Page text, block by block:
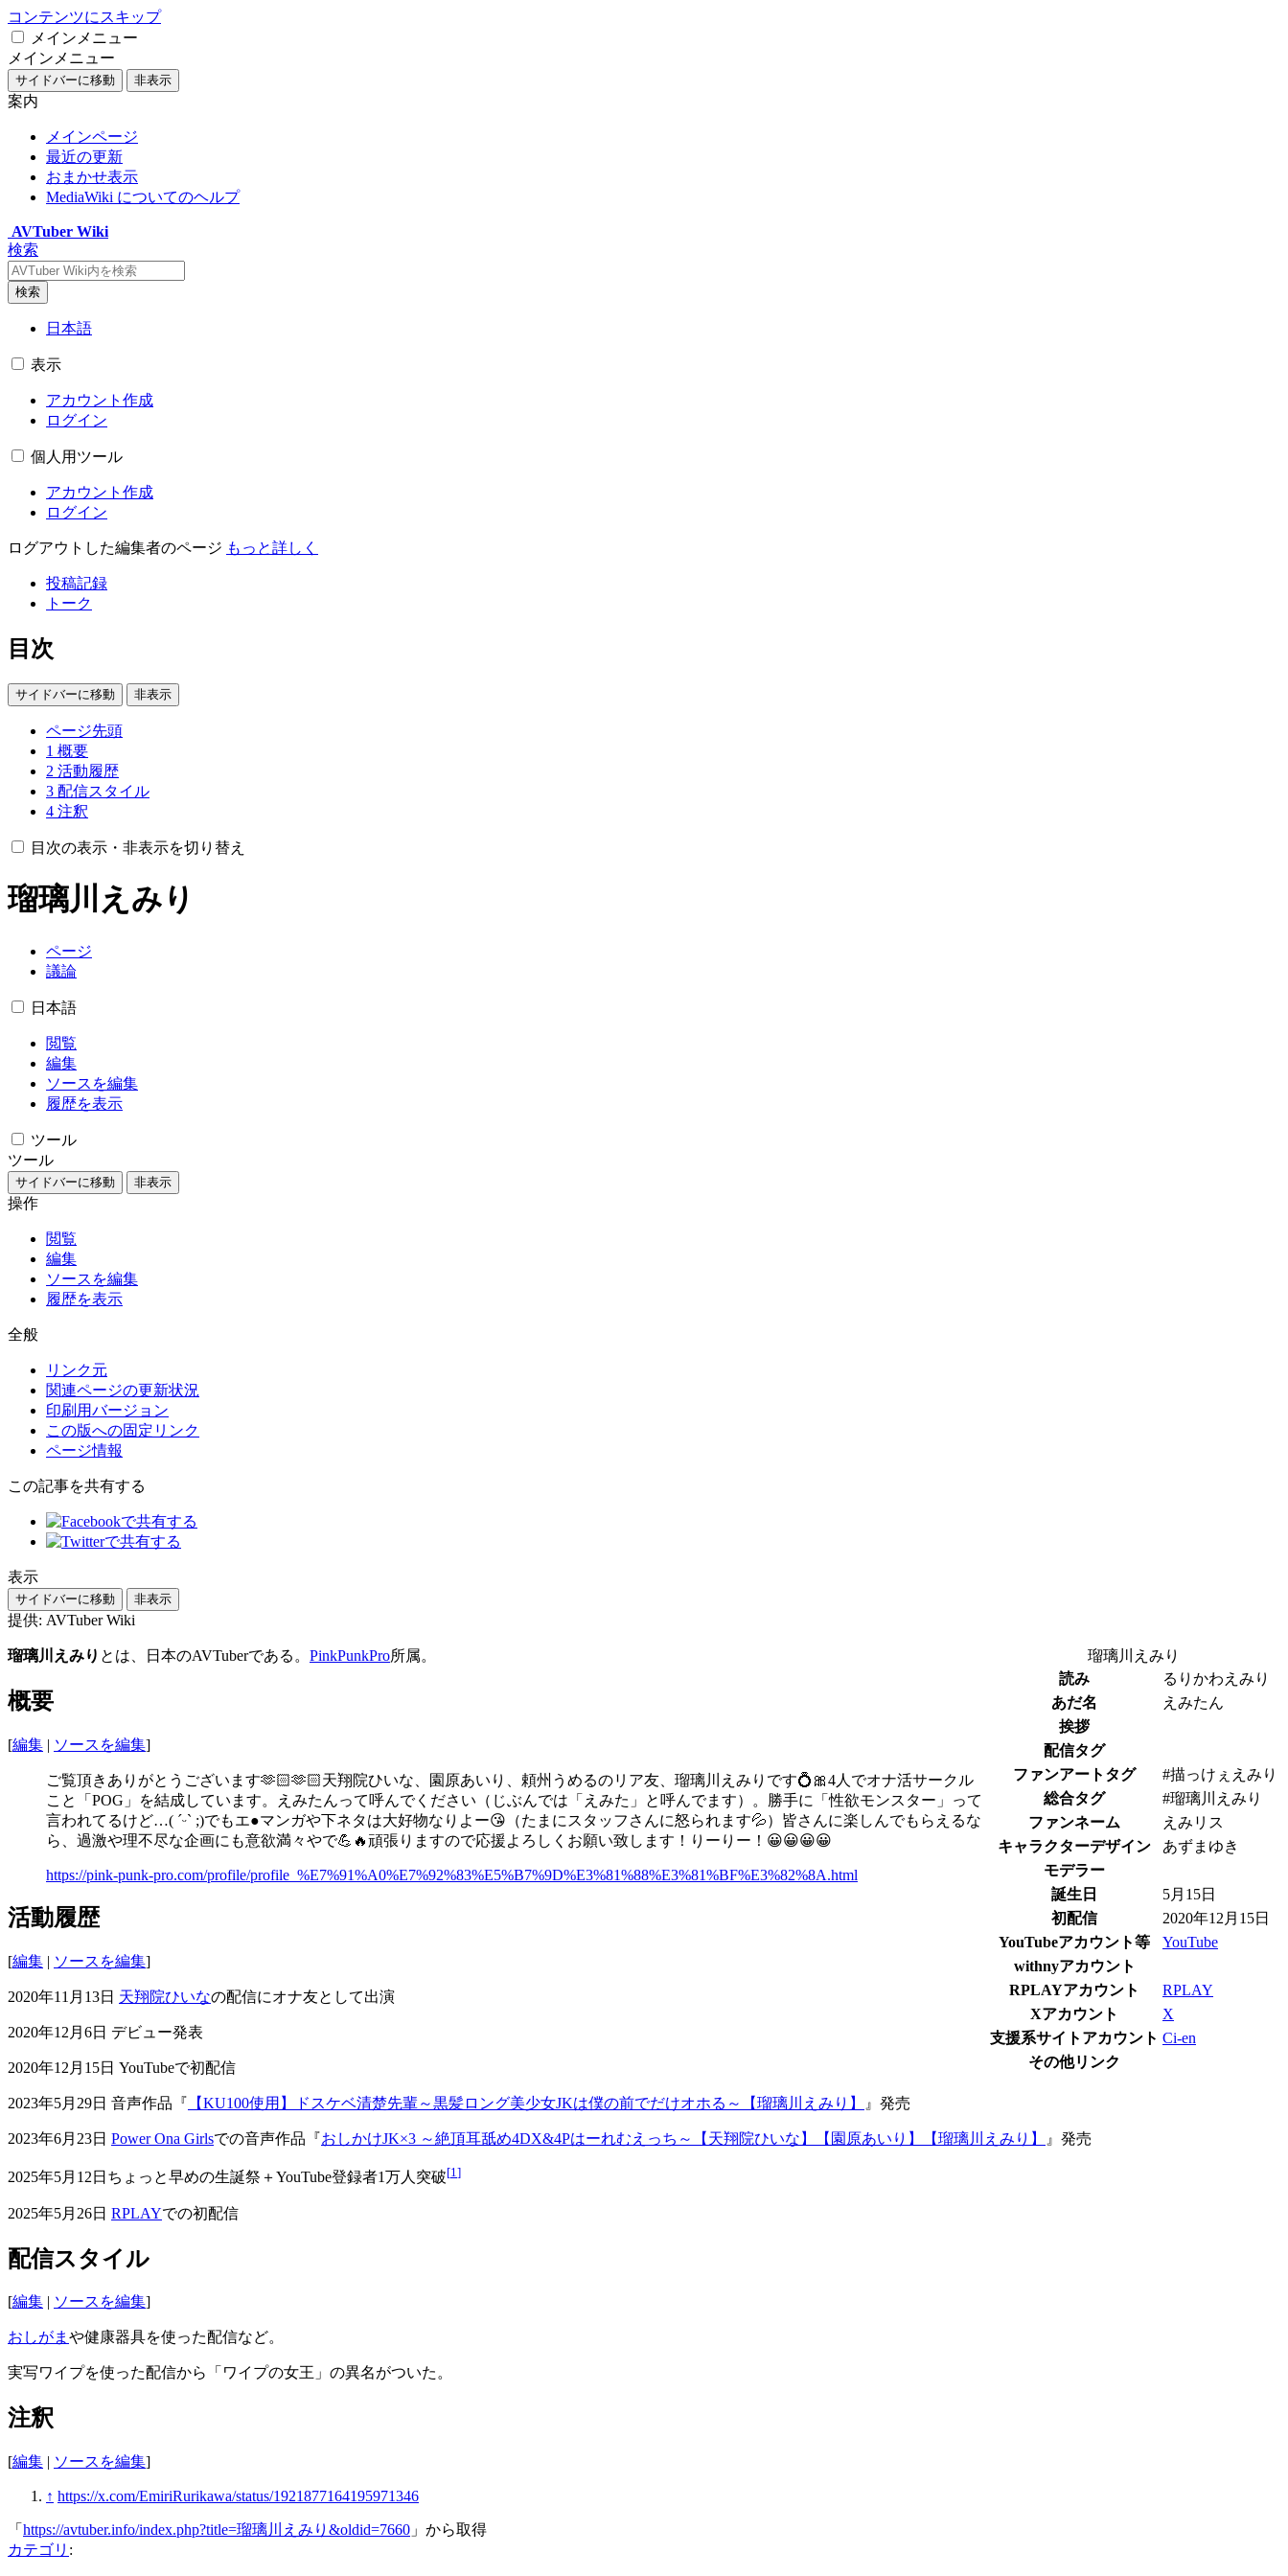
コンテンツにスキップ
メインメニュー
メインメニュー
サイドバーに移動 非表示
案内
メインページ
最近の更新
おまかせ表示
MediaWiki についてのヘルプ
AVTuber Wiki
検索
検索
日本語
表示
アカウント作成
ログイン
個人用ツール
アカウント作成
ログイン
ログアウトした編集者のページ もっと詳しく
投稿記録
トーク
目次
サイドバーに移動 非表示
ページ先頭
1 概要
2 活動履歴
3 配信スタイル
4 注釈
目次の表示・非表示を切り替え
瑠璃川えみり
ページ
議論
日本語
閲覧
編集
ソースを編集
履歴を表示
ツール
ツール
サイドバーに移動 非表示
操作
閲覧
編集
ソースを編集
履歴を表示
全般
リンク元
関連ページの更新状況
印刷用バージョン
この版への固定リンク
ページ情報
この記事を共有する
表示
サイドバーに移動 非表示
提供: AVTuber Wiki
瑠璃川えみり
読み
るりかわえみり
あだ名
えみたん
挨拶
配信タグ
ファンアートタグ
#描っけぇえみり
総合タグ
#瑠璃川えみり
ファンネーム
えみリス
キャラクターデザイン
あずまゆき
モデラー
誕生日
5月15日
初配信
2020年12月15日
YouTubeアカウント等
YouTube
withnyアカウント
RPLAYアカウント
RPLAY
Xアカウント
X
支援系サイトアカウント Ci-en
その他リンク
瑠璃川えみり とは、日本のAVTuberである。 PinkPunkPro所属。
概要
[編集 | ソースを編集]
ご覧頂きありがとうございます🫶🏻🫶🏻天翔院ひいな、園原あいり、頼州うめるのリア友、瑠璃川えみりです💍🎀4人でオナ活サークル
こと「POG」を結成しています。えみたんって呼んでください（じぶんでは「えみた」と呼んでます）。勝手に「性欲モンスター」って
言われてるけど…( ˊᵕˋ ;)でもエ●マンガや下ネタは大好物なりよー😘（たまにスタッフさんに怒られます💦）皆さんに楽しんでもらえるな
ら、過激や理不尽な企画にも意欲満々やで💪🔥頑張りますので応援よろしくお願い致します！りーりー！😀😀😀😀
https://pink-punk-pro.com/profile/profile_%E7%91%A0%E7%92%83%E5%B7%9D%E3%81%88%E3%81%BF%E3%82%8A.html
活動履歴
[編集 | ソースを編集]
2020年11月13日 天翔院ひいなの配信にオナ友として出演
2020年12月6日 デビュー発表
2020年12月15日 YouTubeで初配信
2023年5月29日 音声作品『 【KU100使用】ドスケベ清楚先輩～黒髪ロング美少女JKは僕の前でだけオホる～【瑠璃川えみり】 』発売
2023年6月23日 Power Ona Girlsでの音声作品『おしかけJK×3 ～絶頂耳舐め4DX&4Pはーれむえっち～【天翔院ひいな】【園原あいり】【瑠璃川えみり】 』発売
2025年5月12日ちょっと早めの生誕祭＋YouTube登録者1万人突破[1]
2025年5月26日 RPLAYでの初配信
配信スタイル
[編集 ソースを編集]
おしがま や健康器具を使った配信など。
実写ワイプを使った配信から「ワイプの女王」の異名がついた。
注釈
[編集 | ソースを編集]
↑ https://x.com/EmiriRurikawa/status/1921877164195971346
「 https://avtuber.info/index.php?title=瑠璃川えみり&oldid=7660 」から取得
カテゴリ :